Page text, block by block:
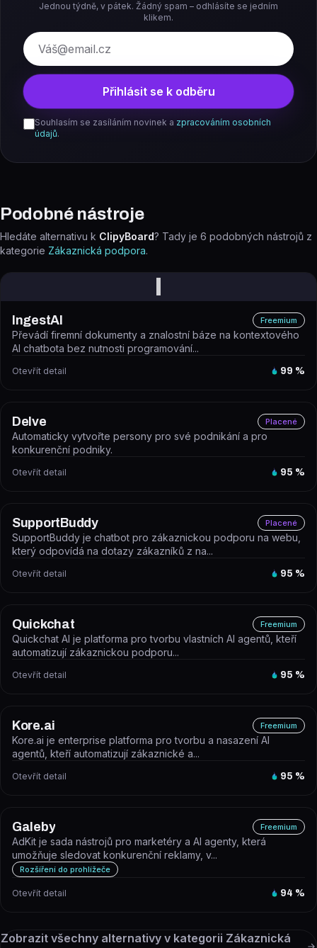
Jednou týdně, v pátek. Žádný spam – odhlásíte se jedním
klikem.
E-mail
Přihlásit se k odběru
Souhlasím se zasíláním novinek a zpracováním osobních
údajů.
Podobné nástroje
Hledáte alternativu k ClipyBoard? Tady je 6 podobných nástrojů z
kategorie Zákaznická podpora.
I
IngestAI Freemium
Převádí firemní dokumenty a znalostní báze na kontextového
AI chatbota bez nutnosti programování...
Otevřít detail 99 %
Delve Placené
Automaticky vytvořte persony pro své podnikání a pro
konkurenční podniky.
Otevřít detail 95 %
SupportBuddy Placené
SupportBuddy je chatbot pro zákaznickou podporu na webu,
který odpovídá na dotazy zákazníků z na...
Otevřít detail 95 %
Quickchat Freemium
Quickchat AI je platforma pro tvorbu vlastních AI agentů, kteří
automatizují zákaznickou podporu...
Otevřít detail 95 %
Kore.ai Freemium
Kore.ai je enterprise platforma pro tvorbu a nasazení AI
agentů, kteří automatizují zákaznické a...
Otevřít detail 95 %
Galeby Freemium
AdKit je sada nástrojů pro marketéry a AI agenty, která
umožňuje sledovat konkurenční reklamy, v...
Rozšíření do prohlížeče
Otevřít detail 94 %
Zobrazit všechny alternativy v kategorii Zákaznická